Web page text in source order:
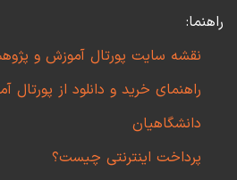
راهنما:
نقشه سایت پورتال آموزش و
راهنمای خرید و دانلود از
دانشگاهیان
پرداخت اینترنتی چیست؟